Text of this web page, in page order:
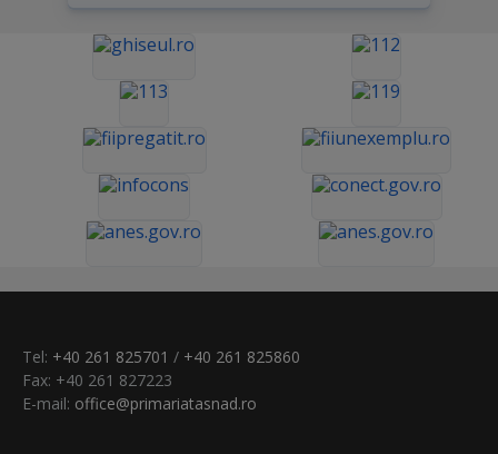
Tel: +40 261 825701 / +40 261 825860
Fax: +40 261 827223
E-mail: office@primariatasnad.ro